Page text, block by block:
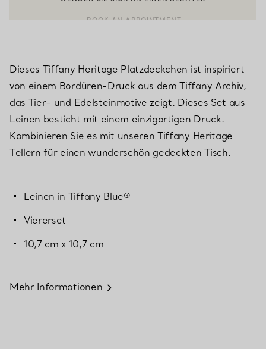
Dieses Tiffany Heritage Platzdeckchen ist inspiriert
von einem Bordüren-Druck aus dem Tiffany Archiv,
das Tier- und Edelsteinmotive zeigt. Dieses Set aus
Leinen besticht mit einem einzigartigen Druck.
Kombinieren Sie es mit unseren Tiffany Heritage
Tellern für einen wunderschön gedeckten Tisch.
Leinen in Tiffany Blue®
Viererset
10,7 cm x 10,7 cm
Mehr Informationen